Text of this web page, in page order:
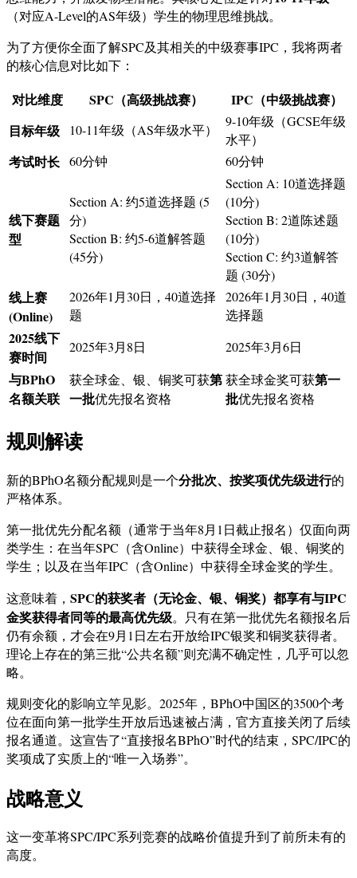
（对应A-Level的AS年级）学生的物理思维挑战。
为了方便你全面了解SPC及其相关的中级赛事IPC，我将两者
的核心信息对比如下：
对比维度 SPC（高级挑战赛）
IPC（中级挑战赛）
目标年级
10-11年级（AS年级水平）
9-10年级（GCSE年级
水平）
考试时长 60分钟 60分钟
线下赛题
型
Section A: 约5道选择题 (5
分)
Section B: 约5-6道解答题
(45分)
Section A: 10道选择题
(10分)
Section B: 2道陈述题
(10分)
Section C: 约3道解答
题 (30分)
线上赛
(Online)
2026年1月30日，40道选择
题
2026年1月30日，40道
选择题
2025线下
赛时间
2025年3月8日 2025年3月6日
与BPhO
名额关联
获全球金、银、铜奖可获第
一批优先报名资格
获全球金奖可获第一
批优先报名资格
规则解读
新的BPhO名额分配规则是一个分批次、按奖项优先级进行的
严格体系。
第一批优先分配名额（通常于当年8月1日截止报名）仅面向两
类学生：在当年SPC（含Online）中获得全球金、银、铜奖的
学生；以及在当年IPC（含Online）中获得全球金奖的学生。
这意味着， SPC的获奖者（无论金、银、铜奖）都享有与IPC
金奖获得者同等的最高优先级。只有在第一批优先名额报名后
仍有余额，才会在9月1日左右开放给IPC银奖和铜奖获得者。
理论上存在的第三批“公共名额”则充满不确定性，几乎可以忽
略。
规则变化的影响立竿见影。2025年，BPhO中国区的3500个考
位在面向第一批学生开放后迅速被占满，官方直接关闭了后续
报名通道。这宣告了“直接报名BPhO”时代的结束，SPC/IPC的
奖项成了实质上的“唯一入场券”。
战略意义
这一变革将SPC/IPC系列竞赛的战略价值提升到了前所未有的
高度。